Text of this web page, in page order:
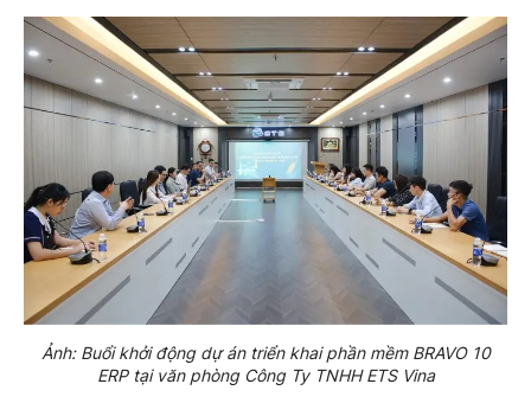
Ảnh: Buổi khởi động dự án triển khai phần mềm BRAVO 10
ERP tại văn phòng Công Ty TNHH ETS Vina